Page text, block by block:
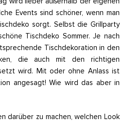
Events sind schöner, wenn man
sorgt. Selbst die Grillparty
Tischdeko Sommer. Je nach
Tischdekoration in den
die auch mit den richtigen
wird. Mit oder ohne Anlass ist
angesagt! Wie wird das aber in
darüber zu machen, welchen Look